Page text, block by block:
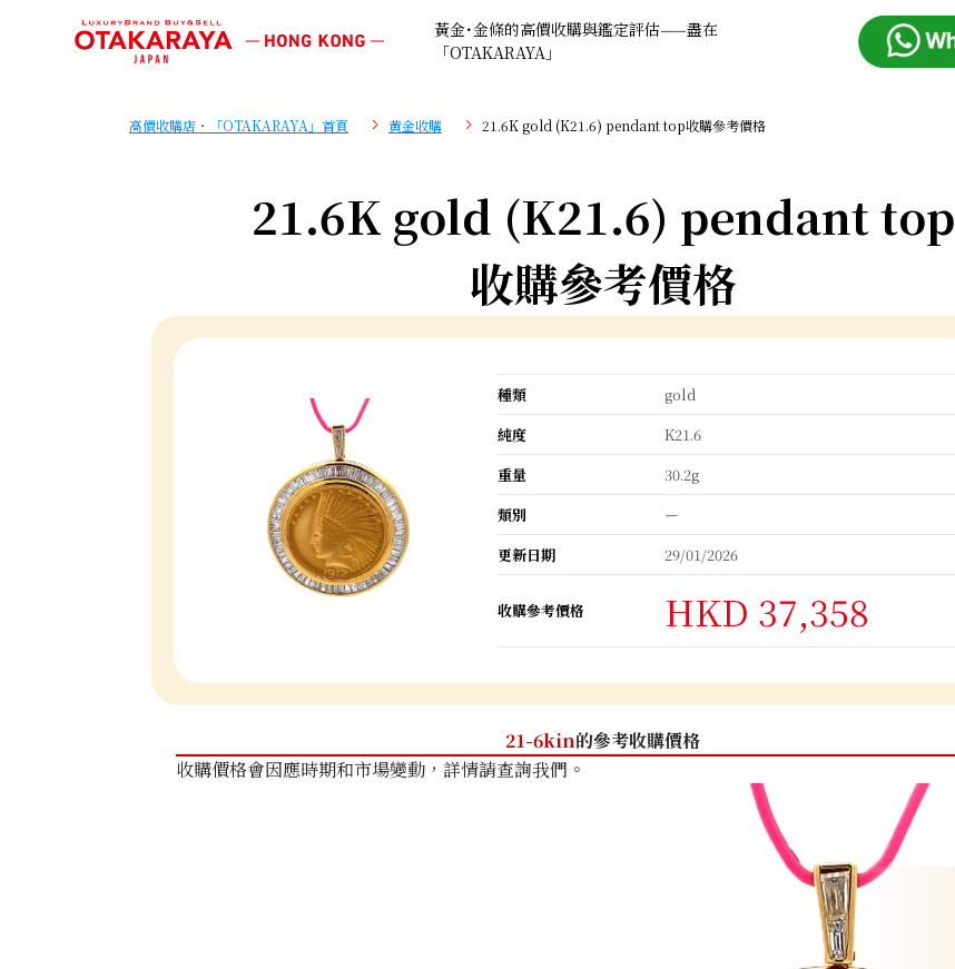
黃金･金條的高價收購與鑑定評估——盡在
「OTAKARAYA」
高價收購店・「OTAKARAYA」首頁 黄金收購 21.6K gold (K21.6) pendant top收購參考價格
21.6K gold (K21.6) pendant top
收購參考價格
種類
gold
純度
K21.6
重量
30.2g
類別
ー
更新日期
29/01/2026
收購參考價格 HKD 37,358
21-6kin的參考收購價格
收購價格會因應時期和市場變動，詳情請查詢我們。